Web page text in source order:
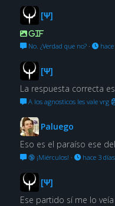
[Ψ]
GIF
No. ¿Verdad que no?· hace
[Ψ]
La respuesta correcta
A los agnosticos les vale vrg
Paluego
Eso es el paraíso ese
🔞 ¡Miérculos! · hace 3 días
[Ψ]
Ese partido sí me lo